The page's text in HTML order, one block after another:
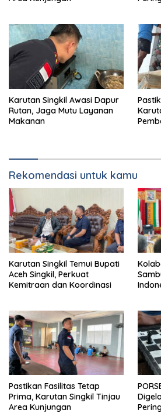
Karutan Singkil Awasi Dapur
Rutan, Jaga Mutu Layanan
Makanan
Rekomendasi untuk kamu
Karutan Singkil Temui Bupati
Aceh Singkil, Perkuat
Kemitraan dan Koordinasi
Pastikan Fasilitas Tetap
Prima, Karutan Singkil Tinjau
Area Kunjungan